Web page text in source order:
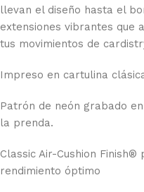
llevan el diseño hasta el
extensiones vibrantes que
tus movimientos de
Impreso en cartulina
Patrón de neón grabado
la prenda.
Classic Air-Cushion
rendimiento óptimo